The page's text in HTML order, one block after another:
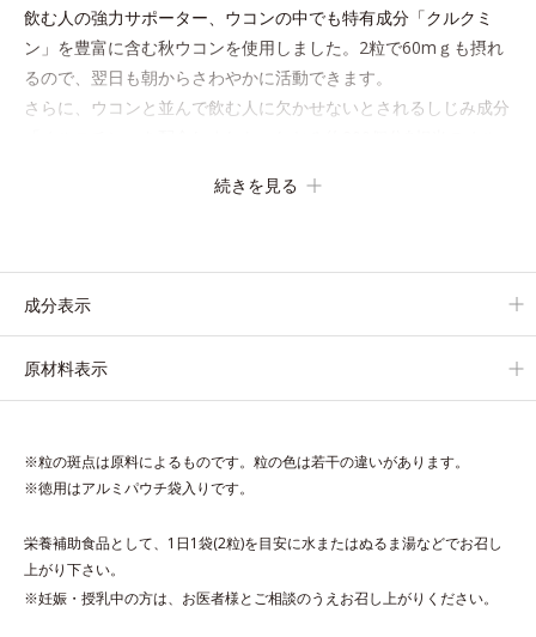
飲む人の強力サポーター、ウコンの中でも特有成分「クルクミ
ン」を豊富に含む秋ウコンを使用しました。2粒で60mｇも摂れ
るので、翌日も朝からさわやかに活動できます。
さらに、ウコンと並んで飲む人に欠かせないとされるしじみ成分
立ち直りをしっかりサポートします。
＊オルビス調べ
続きを見る
成分表示
原材料表示
※粒の斑点は原料によるものです。粒の色は若干の違いがあります。
※徳用はアルミパウチ袋入りです。
栄養補助食品として、1日1袋(2粒)を目安に水またはぬるま湯などでお召し
上がり下さい。
※妊娠・授乳中の方は、お医者様とご相談のうえお召し上がりください。